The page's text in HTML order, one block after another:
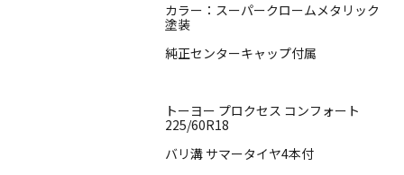
カラー：スーパークロームメタリック
塗装
純正センターキャップ付属
トーヨー プロクセス コンフォート
225/60R18
バリ溝 サマータイヤ4本付